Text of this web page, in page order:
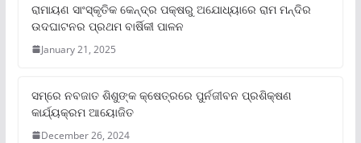
ରାମାୟଣ ସାଂସ୍କୃତିକ କେନ୍ଦ୍ର ପକ୍ଷରୁ ଅଯୋଧ୍ୟାରେ ରାମ ମନ୍ଦିର
ଉଦଘାଟନର ପ୍ରଥମ ବାର୍ଷିକୀ ପାଳନ
January 21, 2025
ସମ୍‌ରେ ନବଜାତ ଶିଶୁଙ୍କ କ୍ଷେତ୍ରରେ ପୁର୍ନଜୀବନ ପ୍ରଶିକ୍ଷଣ
କାର୍ଯ୍ୟକ୍ରମ ଆୟୋଜିତ
December 26, 2024